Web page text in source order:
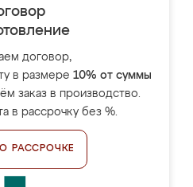
договор,
в размере 10% от суммы
заказ в производство.
в рассрочку без %.
РАССРОЧКЕ